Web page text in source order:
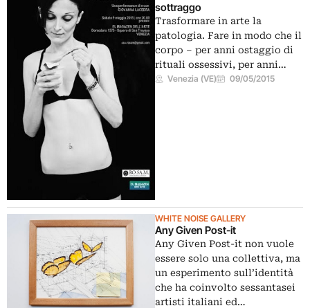
sottraggo
Trasformare in arte la
patologia. Fare in modo che il
corpo – per anni ostaggio di
rituali ossessivi, per anni…
Venezia (VE) 09/05/2015
WHITE NOISE GALLERY
Any Given Post-it
Any Given Post-it non vuole
essere solo una collettiva, ma
un esperimento sull’identità
che ha coinvolto sessantasei
artisti italiani ed…